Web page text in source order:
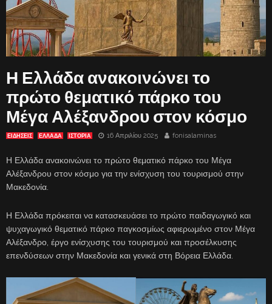
Η Ελλάδα ανακοινώνει το
πρώτο θεματικό πάρκο του
Μέγα Αλέξανδρου στον κόσμο
ΕΙΔΗΣΕΙΣ ΕΛΛΑΔΑ ΙΣΤΟΡΙΑ 16 Απριλίου 2025 fonisalaminas
Η Ελλάδα ανακοινώνει το πρώτο θεματικό πάρκο του Μέγα
Αλέξανδρου στον κόσμο για την ενίσχυση του τουρισμού στην
Μακεδονία.
Η Ελλάδα πρόκειται να κατασκευάσει το πρώτο παιδαγωγικό και
ψυχαγωγικό θεματικό πάρκο παγκοσμίως αφιερωμένο στον Μέγα
Αλέξανδρο, έργο ενίσχυσης του τουρισμού και προσέλκυσης
επενδύσεων στην Μακεδονία και γενικά στη Βόρεια Ελλάδα.